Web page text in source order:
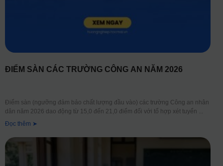
ĐIỂM SÀN CÁC TRƯỜNG CÔNG AN NĂM 2026
Điểm sàn (ngưỡng đảm bảo chất lượng đầu vào) các trường Công an nhân
dân năm 2026 dao động từ 15,0 đến 21,0 điểm đối với tổ hợp xét tuyển
Đọc thêm ➤